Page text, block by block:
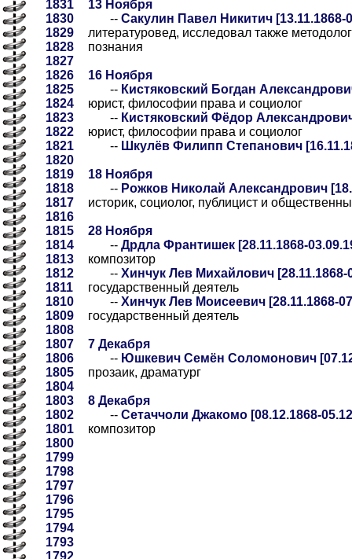
1831
1830
1829
1828
1827
1826
1825
1824
1823
1822
1821
1820
1819
1818
1817
1816
1815
1814
1813
1812
1811
1810
1809
1808
1807
1806
1805
1804
1803
1802
1801
1800
1799
1798
1797
1796
1795
1794
1793
13 Ноября
-- Сакулин Павел Никитич [13.11.1868-
литературовед, исследовал также
познания
16 Ноября
-- Кистяковский Богдан
юрист, философии права и социолог
-- Кистяковский Фёдор
юрист, философии права и социолог
-- Шкулёв Филипп Степанович
18 Ноября
-- Рожков Николай Александрович
историк, социолог, публицист и
28 Ноября
-- Дрдла Франтишек [28.11.1868-
композитор
-- Хинчук Лев Михайлович [28.11.1868-
государственный деятель
-- Хинчук Лев Моисеевич [28.11.1868-
государственный деятель
7 Декабря
-- Юшкевич Семён Соломонович
прозаик, драматург
8 Декабря
-- Сетаччоли Джакомо [08.12.1868-
композитор